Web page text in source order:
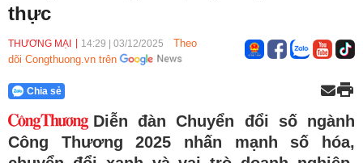
Thương mại điện tử
thực
THƯƠNG MẠI 14:29 03/12/2025
Theo
dõi Congthuong.vn trên
Chia sẻ
Diễn đàn Chuyển đổi số ngành
Công Thương 2025 nhấn mạnh số hóa,